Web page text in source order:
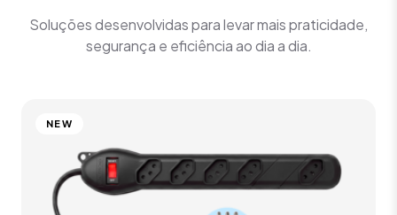
Soluções desenvolvidas para levar mais praticidade,
segurança e eficiência ao dia a dia.
NEW